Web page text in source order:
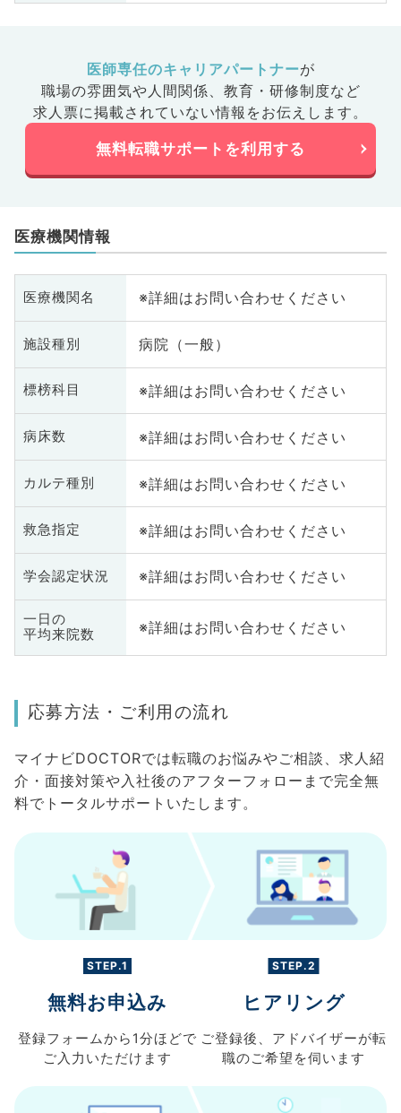
医師専任のキャリアパートナーが
職場の雰囲気や人間関係、 教育・研修制度など
求人票に掲載されていない情報をお伝えします。
無料転職サポートを利用する
医療機関情報
医療機関名 ※詳細はお問い合わせください
施設種別 病院（一般）
標榜科目 ※詳細はお問い合わせください
病床数 ※詳細はお問い合わせください
カルテ種別 ※詳細はお問い合わせください
救急指定 ※詳細はお問い合わせください
学会認定状況 ※詳細はお問い合わせください
一日の
平均来院数
※詳細はお問い合わせください
応募方法・ご利用の流れ
マイナビDOCTORでは転職のお悩みやご相談、求人紹
介・面接対策や入社後のアフターフォローまで完全無
料でトータルサポートいたします。
STEP.1
無料お申込み
登録フォームから 1分ほどで
ご入力 いただけます
STEP.2
ヒアリング
ご登録後、 アドバイザーが転
職のご希望を伺います